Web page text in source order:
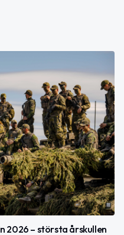
2026 – största årskullen